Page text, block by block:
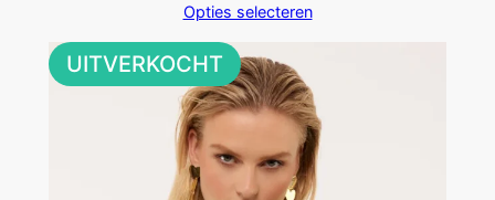
Opties selecteren
UITVERKOCHT